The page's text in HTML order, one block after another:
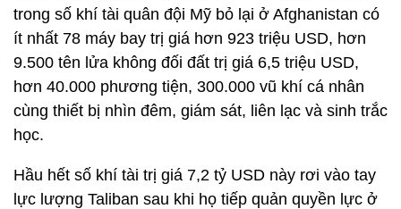
trong số khí tài quân đội Mỹ bỏ lại ở Afghanistan có
ít nhất 78 máy bay trị giá hơn 923 triệu USD, hơn
9.500 tên lửa không đối đất trị giá 6,5 triệu USD,
hơn 40.000 phương tiện, 300.000 vũ khí cá nhân
cùng thiết bị nhìn đêm, giám sát, liên lạc và sinh trắc
học.
Hầu hết số khí tài trị giá 7,2 tỷ USD này rơi vào tay
lực lượng Taliban sau khi họ tiếp quản quyền lực ở